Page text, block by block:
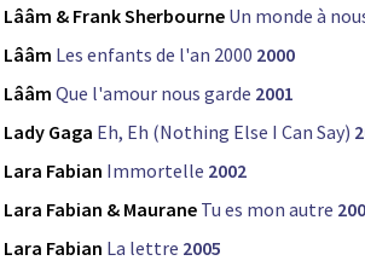
Lââm & Frank Sherbourne Un monde à
Lââm Les enfants de l'an 2000 2000
Lââm Que l'amour nous garde 2001
Lady Gaga Eh, Eh (Nothing Else I Can Say)
Lara Fabian Immortelle 2002
Lara Fabian & Maurane Tu es mon autre
Lara Fabian La lettre 2005